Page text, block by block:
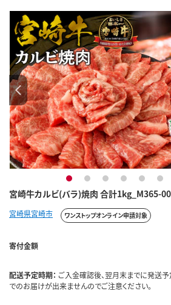
宮崎牛カルビ(バラ)焼肉 合計1kg_M365-
1 2 3 4 5 6
宮崎県宮崎市 ワンストップオンライン申請対象
寄付金額
配送予定時期： ご入金確認後、翌月末までに発送
でのお届けが出来ませんのでご注意ください。